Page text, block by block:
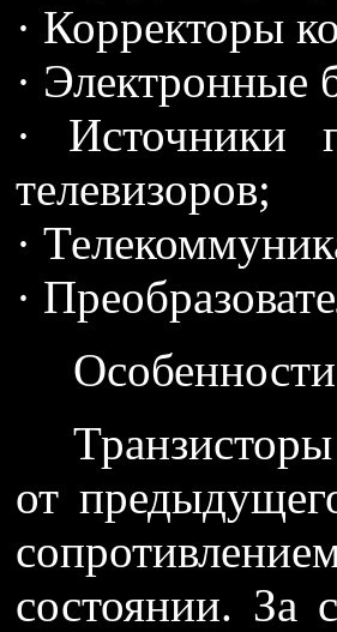
· Корректоры
· Электронные
· Источники
телевизоров;
·
·
от
состоянии. За